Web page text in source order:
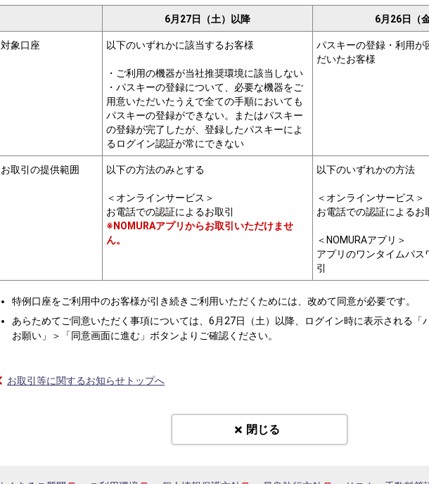
6月27日（土）以降 6月26日（
対象口座 以下のいずれかに該当するお客様
・ご利用の機器が当社推奨環境に該当しない
・パスキーの登録について、必要な機器をご
用意いただいたうえで全ての手順においても
パスキーの登録ができない。またはパスキー
の登録が完了したが、登録したパスキーによ
るログイン認証が常にできない
パスキーの登録・利用が
だいたお客様
お取引の提供範囲 以下の方法のみとする
＜オンラインサービス＞
お電話での認証によるお取引
※NOMURAアプリからお取引いただけませ
ん。
以下のいずれかの方法
＜オンラインサービス＞
お電話での認証によるお
＜NOMURAアプリ＞
アプリのワンタイムパス
引
特例口座をご利用中のお客様が引き続きご利用いただくためには、改めて同意が必要です。
あらためてご同意いただく事項については、6月27日（土）以降、ログイン時に表示される「
お願い」＞「同意画面に進む」ボタンよりご確認ください。
お取引等に関するお知らせトップへ
閉じる